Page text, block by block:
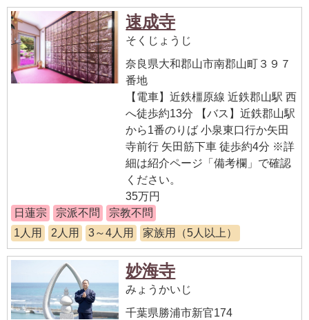
速成寺
そくじょうじ
奈良県大和郡山市南郡山町３９７
番地
【電車】近鉄橿原線 近鉄郡山駅 西
へ徒歩約13分 【バス】近鉄郡山駅
から1番のりば 小泉東口行か矢田
寺前行 矢田筋下車 徒歩約4分 ※詳
細は紹介ページ「備考欄」で確認
ください。
35万円
日蓮宗
宗派不問
宗教不問
1人用
2人用 3～4人用 家族用（5人以上）
妙海寺
みょうかいじ
千葉県勝浦市新官174